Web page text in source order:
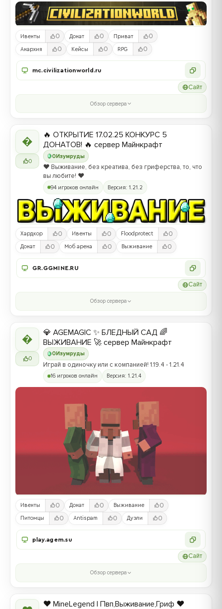
Ивенты 0 Донат 0 Приват 0
Анархия 0 Кейсы 0 RPG 0
mc.civilizationworld.ru
Сайт
Обзор сервера

0
0Изумруды
🔥 ОТКРЫТИЕ 17.02.25 КОНКУРС 5
ДОНАТОВ! 🔥 сервер Майнкрафт
❤️ Выживание, без креатива, без гриферства, то, что
вы любите! ❤️
94 игроков онлайн Версия: 1.21.2
Хардкор 0 Ивенты 0 Floodprotect 0
Донат 0 Моб арена 0 Выживание 0
GR.GGMINE.RU
Сайт
Обзор сервера

0
0 Изумруды
💎 AGEMAGIC ✨ БЛЕДНЫЙ САД 🌈
ВЫЖИВАНИЕ 🚀 сервер Майнкрафт
Играй в одиночку или с компанией! 1.19.4 - 1.21.4
16 игроков онлайн Версия: 1.21.4
Ивенты 0 Донат 0 Выживание 0
Питомцы 0 Antispam 0 Дуэли 0
play.agem.su
Сайт
Обзор сервера
❤️ MineLegend | Пвп,Выживание,Гриф ❤️